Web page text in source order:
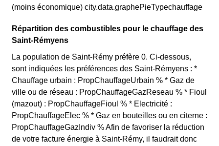
(moins économique) city.data.graphePieTypechauffage
Répartition des combustibles pour le chauffage des
Saint-Rémyens
La population de Saint-Rémy préfère 0. Ci-dessous,
sont indiquées les préférences des Saint-Rémyens : *
Chauffage urbain : PropChauffageUrbain % * Gaz de
ville ou de réseau : PropChauffageGazReseau % * Fioul
(mazout) : PropChauffageFioul % * Electricité :
PropChauffageElec % * Gaz en bouteilles ou en citerne :
PropChauffageGazIndiv % Afin de favoriser la réduction
de votre facture énergie à Saint-Rémy, il faudrait donc